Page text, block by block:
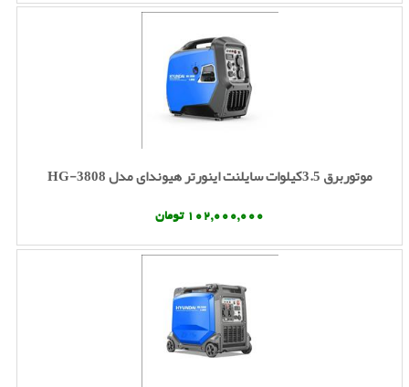
موتوربرق 3.5کیلوات سایلنت اینورتر هیوندای مدل HG-3808
102,000,000 تومان